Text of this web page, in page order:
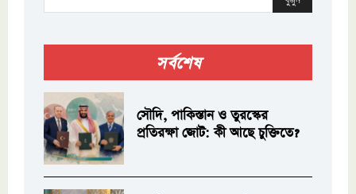
সর্বশেষ
সৌদি, পাকিস্তান ও তুরস্কের
প্রতিরক্ষা জোট: কী আছে চুক্তিতে?